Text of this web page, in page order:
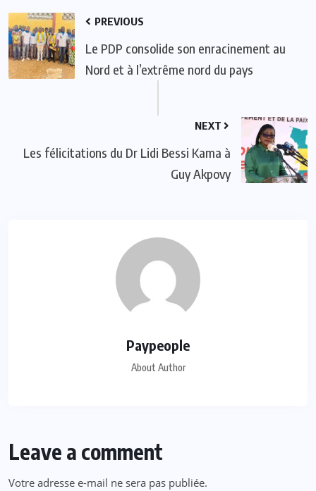
PREVIOUS
Le PDP consolide son enracinement au
Nord et à l’extrême nord du pays
NEXT
Les félicitations du Dr Lidi Bessi Kama à
Guy Akpovy
Paypeople
About Author
Leave a comment
Votre adresse e-mail ne sera pas publiée.